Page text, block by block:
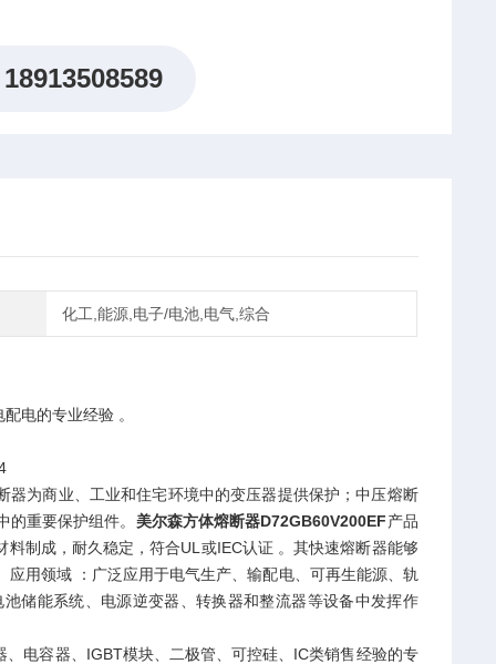
18913508589
化工,能源,电子/电池,电气,综合
电的专业经验 。
为商业、工业和住宅环境中的变压器提供保护；中压熔断
重要保护组件。 美尔森方体熔断器D72GB60V200EF产品
制成，耐久稳定，符合UL或IEC认证 。其快速熔断器能够
用领域 ：广泛应用于电气生产、输配电、可再生能源、轨
储能系统、电源逆变器、转换器和整流器等设备中发挥作
电容器、IGBT模块、二极管、可控硅、IC类销售经验的专